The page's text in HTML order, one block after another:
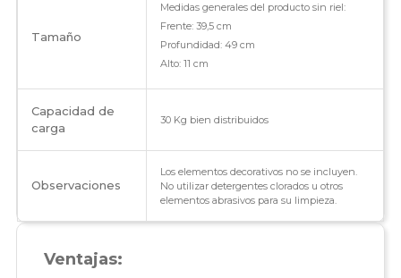
Tamaño
Medidas generales del producto sin riel:
Frente: 39,5 cm
Profundidad: 49 cm
Alto: 11 cm
Capacidad de
carga
30 Kg bien distribuidos
Observaciones
Los elementos decorativos no se incluyen.
No utilizar detergentes clorados u otros
elementos abrasivos para su limpieza.
Ventajas: